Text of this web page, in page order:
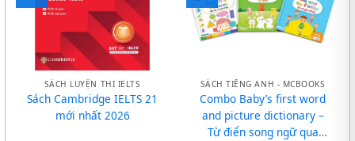
SÁCH LUYỆN THI IELTS
Sách Cambridge IELTS 21
mới nhất 2026
SÁCH TIẾNG ANH - MCBOOKS
Combo Baby’s first word
and picture dictionary –
Từ điển song ngữ qua